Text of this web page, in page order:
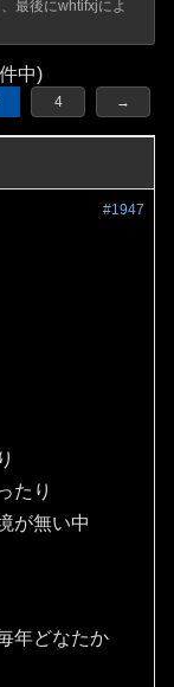
最後にwhtifxjによ
中)
4 →
#1947
たり
が無い中
年どなたか